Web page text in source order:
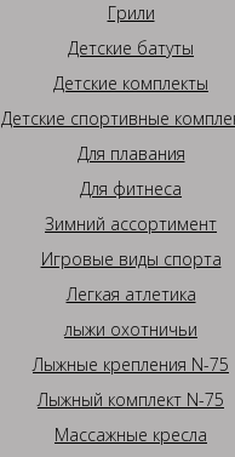
Грили
Детские батуты
Детские комплекты
Детские спортивные
Для плавания
Для фитнеса
Зимний ассортимент
Игровые виды спорта
Легкая атлетика
лыжи охотничьи
Лыжные крепления N-75
Лыжный комплект N-75
Массажные кресла